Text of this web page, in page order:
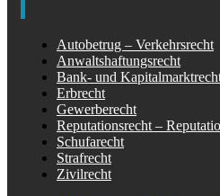
Autobetrug – Verkehrsrecht
Anwaltshaftungsrecht
Bank- und
Erbrecht
Gewerberecht
Reputationsrecht –
Schufarecht
Strafrecht
Zivilrecht